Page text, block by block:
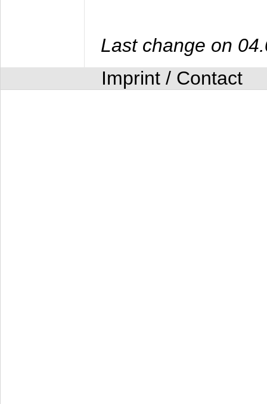
Last change on
Imprint / Contact